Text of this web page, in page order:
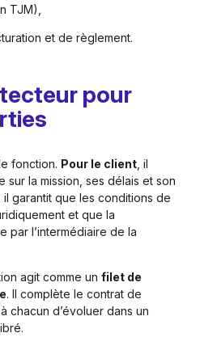
TJM),
et de règlement.
pour
fonction. Pour le client , il
sur la mission, ses délais et son
, il garantit que les conditions de
et que la
par l’intermédiaire de la
agit comme un filet de
. Il complète le contrat de
chacun d’évoluer dans un